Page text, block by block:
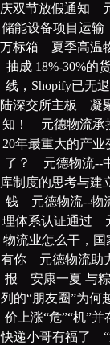
庆双节放假通知
储能设备项目运输
万标箱 夏季高温
抽成 18%-30%的
线，Shopify已无
陆深交所主板 凝
知！ 元德物流
20年最重大的产
了？ 元德物流--
库制度的思考与
钱 元德物流--
理体系认证通过
物流业怎么干，
有你 元德物流助
报 安康一夏 与
列的“朋友圈”为
价上涨“危”“机”
快递小哥有福了